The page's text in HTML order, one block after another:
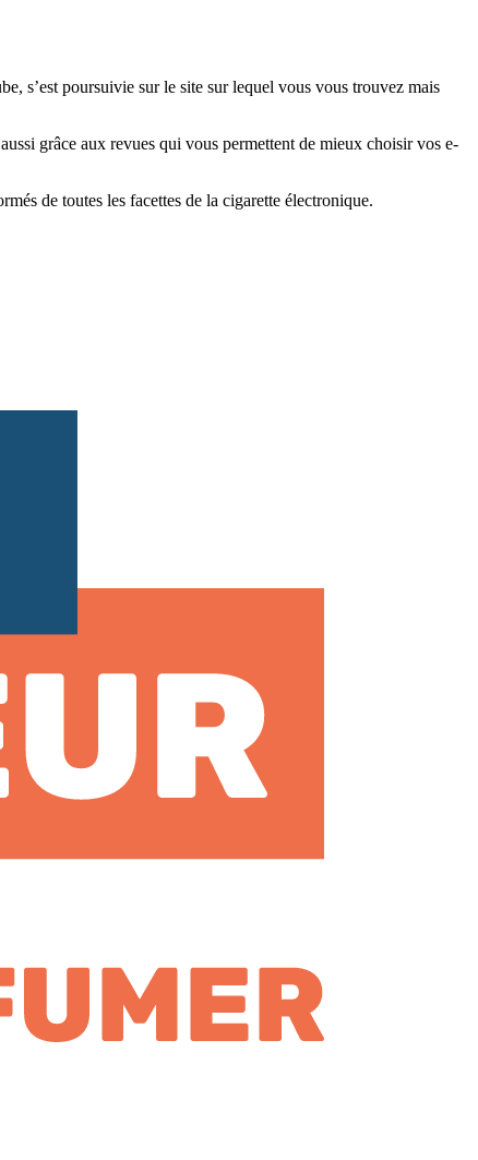
s’est poursuivie sur le site sur lequel vous vous trouvez mais
grâce aux revues qui vous permettent de mieux choisir vos e-
de toutes les facettes de la cigarette électronique.